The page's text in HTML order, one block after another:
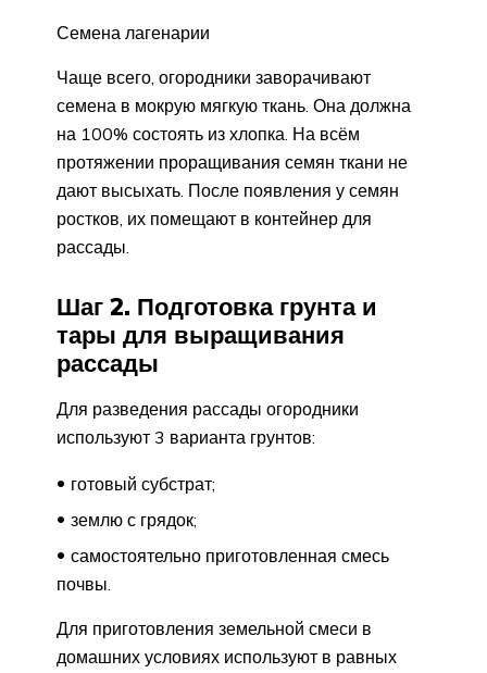
Семена лагенарии
Чаще всего, огородники заворачивают
семена в мокрую мягкую ткань. Она должна
на 100% состоять из хлопка. На всём
протяжении проращивания семян ткани не
дают высыхать. После появления у семян
ростков, их помещают в контейнер для
рассады.
Шаг 2. Подготовка грунта и
тары для выращивания
рассады
Для разведения рассады огородники
используют 3 варианта грунтов:
готовый субстрат;
землю с грядок;
самостоятельно приготовленная смесь
почвы.
Для приготовления земельной смеси в
домашних условиях используют в равных